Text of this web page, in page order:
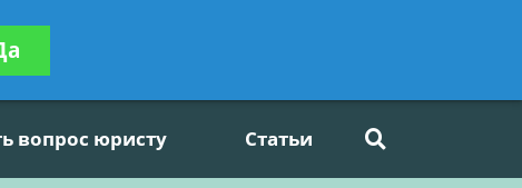
вопрос юристу Статьи